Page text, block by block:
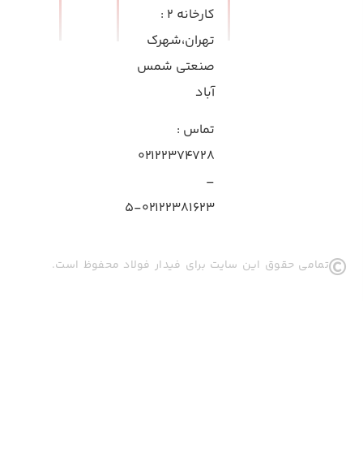
کارخانه ۲ :
تهران،شهرک
صنعتی شمس
آباد
تماس:
۰۲۱۲۲۳۷۴۷۲۸
۰۲۱۲۲۳۸۱۶۲۳-۵
تمامی حقوق این سایت برای فیدار فولاد محفوظ است.